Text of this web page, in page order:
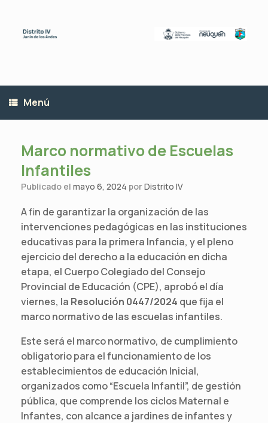
contenido
Menú
Marco normativo de Escuelas
Infantiles
Publicado el mayo 6, 2024 porDistrito IV
A fin de garantizar la organización de las
intervenciones pedagógicas en las instituciones
educativas para la primera Infancia, y el pleno
ejercicio del derecho a la educación en dicha
etapa, el Cuerpo Colegiado del Consejo
Provincial de Educación (CPE), aprobó el día
viernes, la Resolución 0447/2024 que fija el
marco normativo de las escuelas infantiles.
Este será el marco normativo, de cumplimiento
obligatorio para el funcionamiento de los
establecimientos de educación Inicial,
organizados como “Escuela Infantil”, de gestión
pública, que comprende los ciclos Maternal e
Infantes, con alcance a jardines de infantes y